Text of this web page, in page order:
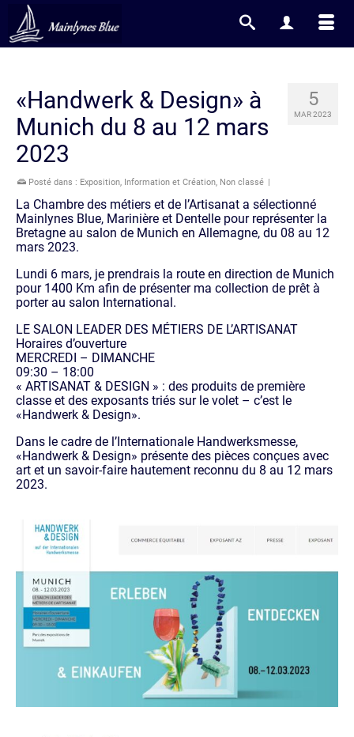
5
MAR 2023
«Handwerk & Design» à
Munich du 8 au 12 mars
2023
Posté dans : Exposition, Information et Création, Non classé |
La Chambre des métiers et de l’Artisanat a sélectionné
Mainlynes Blue, Marinière et Dentelle pour représenter la
Bretagne au salon de Munich en Allemagne, du 08 au 12
mars 2023.
Lundi 6 mars, je prendrais la route en direction de Munich
pour 1400 Km afin de présenter ma collection de prêt à
porter au salon International.
LE SALON LEADER DES MÉTIERS DE L’ARTISANAT
Horaires d’ouverture
MERCREDI – DIMANCHE
09:30 – 18:00
« ARTISANAT & DESIGN » : des produits de première
classe et des exposants triés sur le volet – c’est le
«Handwerk & Design».
Dans le cadre de l’Internationale Handwerksmesse,
«Handwerk & Design» présente des pièces conçues avec
art et un savoir-faire hautement reconnu du 8 au 12 mars
2023.